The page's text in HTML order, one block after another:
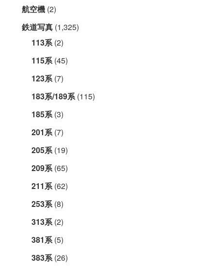
航空機 (2)
鉄道写真 (1,325)
113系 (2)
115系 (45)
123系 (7)
183系/189系 (115)
185系 (3)
201系 (7)
205系 (19)
209系 (65)
211系 (62)
253系 (8)
313系 (2)
381系 (5)
383系 (26)